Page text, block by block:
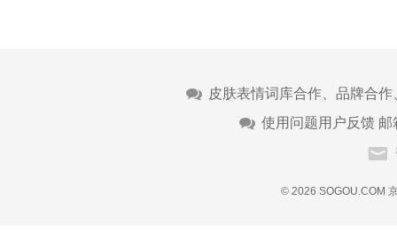
皮肤表情词库合作、品牌合
使用问题用户反馈 邮
© 2026 SOGOU.COM